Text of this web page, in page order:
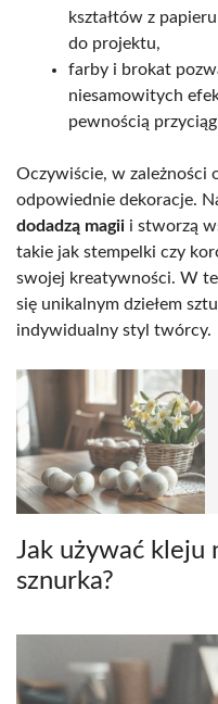
kształtów z
do projektu,
farby i brokat
niesamowitych
pewnością
Oczywiście, w zależności
odpowiednie dekoracje.
dodadzą magii i stworzą
takie jak stempelki czy
swojej kreatywności. W
się unikalnym dziełem
indywidualny styl twórcy.
Jak używać kleju
sznurka?